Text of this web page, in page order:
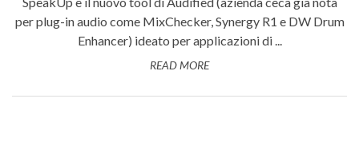
per plug-in audio come MixChecker, Synergy R1 e DW Drum
Enhancer) ideato per applicazioni di ...
READ MORE